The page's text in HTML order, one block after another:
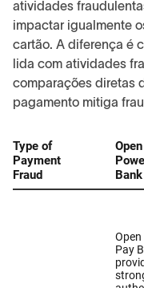
atividades
impactar igualmente
cartão. A diferença é
lida com atividades
comparações diretas
pagamento mitiga